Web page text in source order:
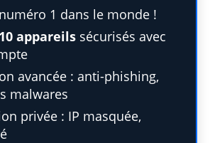
1 dans le monde !
10 appareilssécurisés avec
avancée : anti-phishing,
malwares
privée : IP masquée,